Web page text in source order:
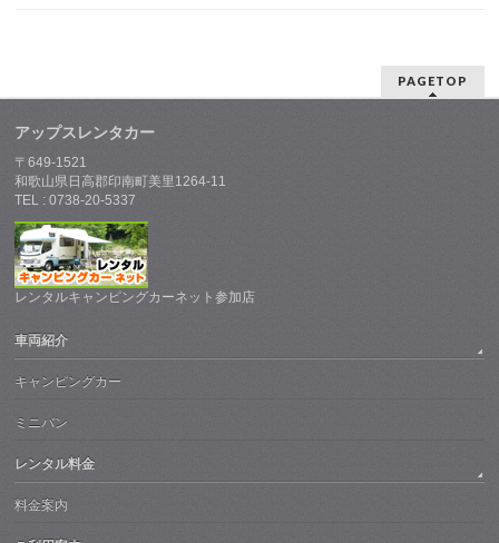
PAGETOP
アップスレンタカー
〒649-1521
和歌山県日高郡印南町美里1264-11
TEL : 0738-20-5337
レンタルキャンピングカーネット参加店
車両紹介
キャンピングカー
ミニバン
レンタル料金
料金案内